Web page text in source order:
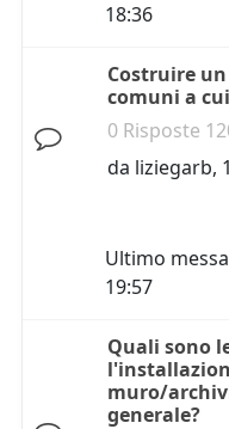
18:36
Costruire
comuni a
0 Risposte
da liziegarb,
Ultimo
19:57
Quali sono
muro/
generale?